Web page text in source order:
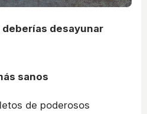
deberías desayunar
sanos
de poderosos